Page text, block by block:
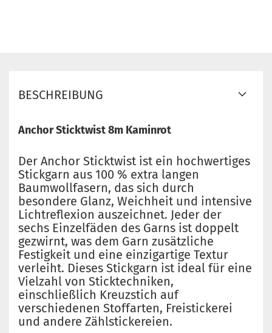
BESCHREIBUNG
Anchor Sticktwist 8m Kaminrot
Der Anchor Sticktwist ist ein hochwertiges
Stickgarn aus 100 % extra langen
Baumwollfasern, das sich durch
besondere Glanz, Weichheit und intensive
Lichtreflexion auszeichnet. Jeder der
sechs Einzelfäden des Garns ist doppelt
gezwirnt, was dem Garn zusätzliche
Festigkeit und eine einzigartige Textur
verleiht. Dieses Stickgarn ist ideal für eine
Vielzahl von Sticktechniken,
einschließlich Kreuzstich auf
verschiedenen Stoffarten, Freistickerei
und andere Zählstickereien.